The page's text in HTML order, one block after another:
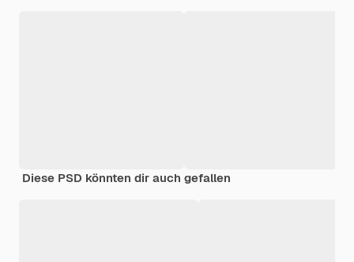
Diese PSD könnten dir auch gefallen